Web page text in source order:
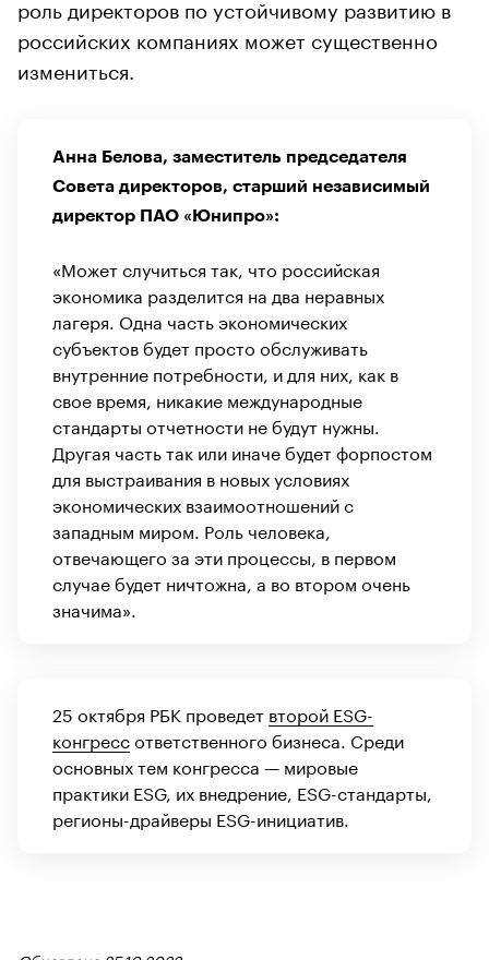
роль директоров по устойчивому развитию в
российских компаниях может существенно
измениться.
Анна Белова, заместитель председателя
Совета директоров, старший независимый
директор ПАО «Юнипро»:
«Может случиться так, что российская
экономика разделится на два неравных
лагеря. Одна часть экономических
субъектов будет просто обслуживать
внутренние потребности, и для них, как в
свое время, никакие международные
стандарты отчетности не будут нужны.
Другая часть так или иначе будет форпостом
для выстраивания в новых условиях
экономических взаимоотношений с
западным миром. Роль человека,
отвечающего за эти процессы, в первом
случае будет ничтожна, а во втором очень
значима».
25 октября РБК проведет второй ESG-
конгрессответственного бизнеса. Среди
основных тем конгресса — мировые
практики ESG, их внедрение, ESG-стандарты,
регионы-драйверы ESG-инициатив.